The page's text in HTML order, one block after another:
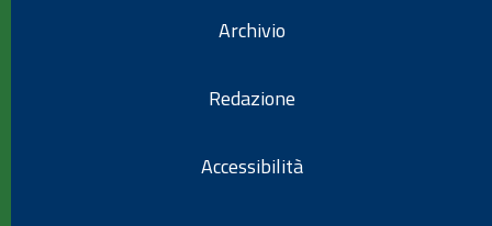
Archivio
Redazione
Accessibilità